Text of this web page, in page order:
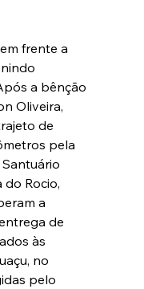
frente a
a bênção
Oliveira,
de
pela
do Rocio,
a
de
às
no
pelo